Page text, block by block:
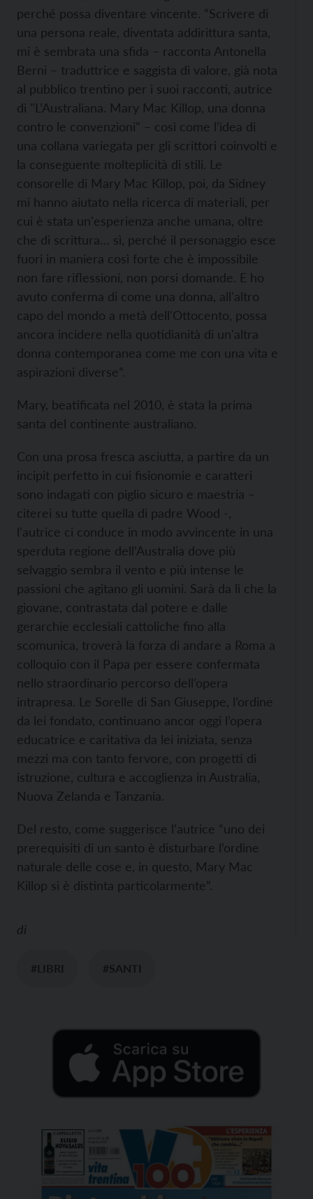
perché possa diventare vincente. “Scrivere di
una persona reale, diventata addirittura santa,
mi è sembrata una sfida – racconta Antonella
Berni – traduttrice e saggista di valore, già nota
al pubblico trentino per i suoi racconti, autrice
di "L’Australiana. Mary Mac Killop, una donna
contro le convenzioni" – così come l’idea di
una collana variegata per gli scrittori coinvolti e
la conseguente molteplicità di stili. Le
consorelle di Mary Mac Killop, poi, da Sidney
mi hanno aiutato nella ricerca di materiali, per
cui è stata un'esperienza anche umana, oltre
che di scrittura… sì, perché il personaggio esce
fuori in maniera così forte che è impossibile
non fare riflessioni, non porsi domande. E ho
avuto conferma di come una donna, all'altro
capo del mondo a metà dell'Ottocento, possa
ancora incidere nella quotidianità di un'altra
donna contemporanea come me con una vita e
aspirazioni diverse”.
Mary, beatificata nel 2010, è stata la prima
santa del continente australiano.
Con una prosa fresca asciutta, a partire da un
incipit perfetto in cui fisionomie e caratteri
sono indagati con piglio sicuro e maestria –
citerei su tutte quella di padre Wood -,
l’autrice ci conduce in modo avvincente in una
sperduta regione dell’Australia dove più
selvaggio sembra il vento e più intense le
passioni che agitano gli uomini. Sarà da lì che la
giovane, contrastata dal potere e dalle
gerarchie ecclesiali cattoliche fino alla
scomunica, troverà la forza di andare a Roma a
colloquio con il Papa per essere confermata
nello straordinario percorso dell’opera
intrapresa. Le Sorelle di San Giuseppe, l’ordine
da lei fondato, continuano ancor oggi l’opera
educatrice e caritativa da lei iniziata, senza
mezzi ma con tanto fervore, con progetti di
istruzione, cultura e accoglienza in Australia,
Nuova Zelanda e Tanzania.
Del resto, come suggerisce l’autrice “uno dei
prerequisiti di un santo è disturbare l’ordine
naturale delle cose e, in questo, Mary Mac
Killop si è distinta particolarmente”.
di
#LIBRI #SANTI